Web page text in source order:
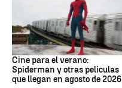
Cine
Cine para el verano:
Spiderman y otras películas
que llegan en agosto de 2026